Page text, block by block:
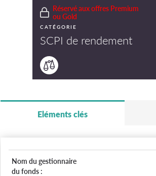
Réservé aux offres Premium
ou Gold
CATÉGORIE
SCPI de rendement
Eléments clés
Nom du gestionnaire
du fonds :